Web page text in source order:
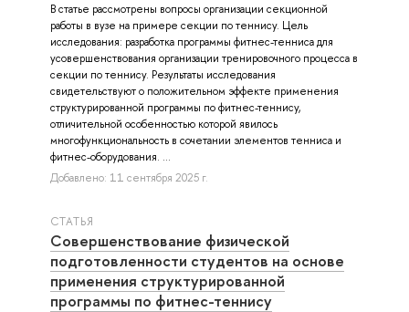
В статье рассмотрены вопросы организации секционной
работы в вузе на примере секции по теннису. Цель
исследования: разработка программы фитнес-тенниса для
усовершенствования организации тренировочного процесса в
секции по теннису. Результаты исследования
свидетельствуют о положительном эффекте применения
структурированной программы по фитнес-теннису,
отличительной особенностью которой явилось
многофункциональность в сочетании элементов тенниса и
фитнес-оборудования. ...
Добавлено: 11 сентября 2025 г.
СТАТЬЯ
Совершенствование физической
подготовленности студентов на основе
применения структурированной
программы по фитнес-теннису